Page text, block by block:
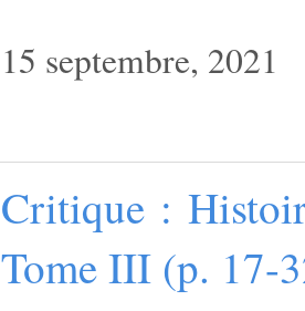
15 septembre, 2021
Critique :
Tome III (p. 17-